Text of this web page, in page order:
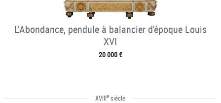
L’Abondance, pendule à balancier d'époque Louis
XVI
20 000 €
XVIIIe siècle